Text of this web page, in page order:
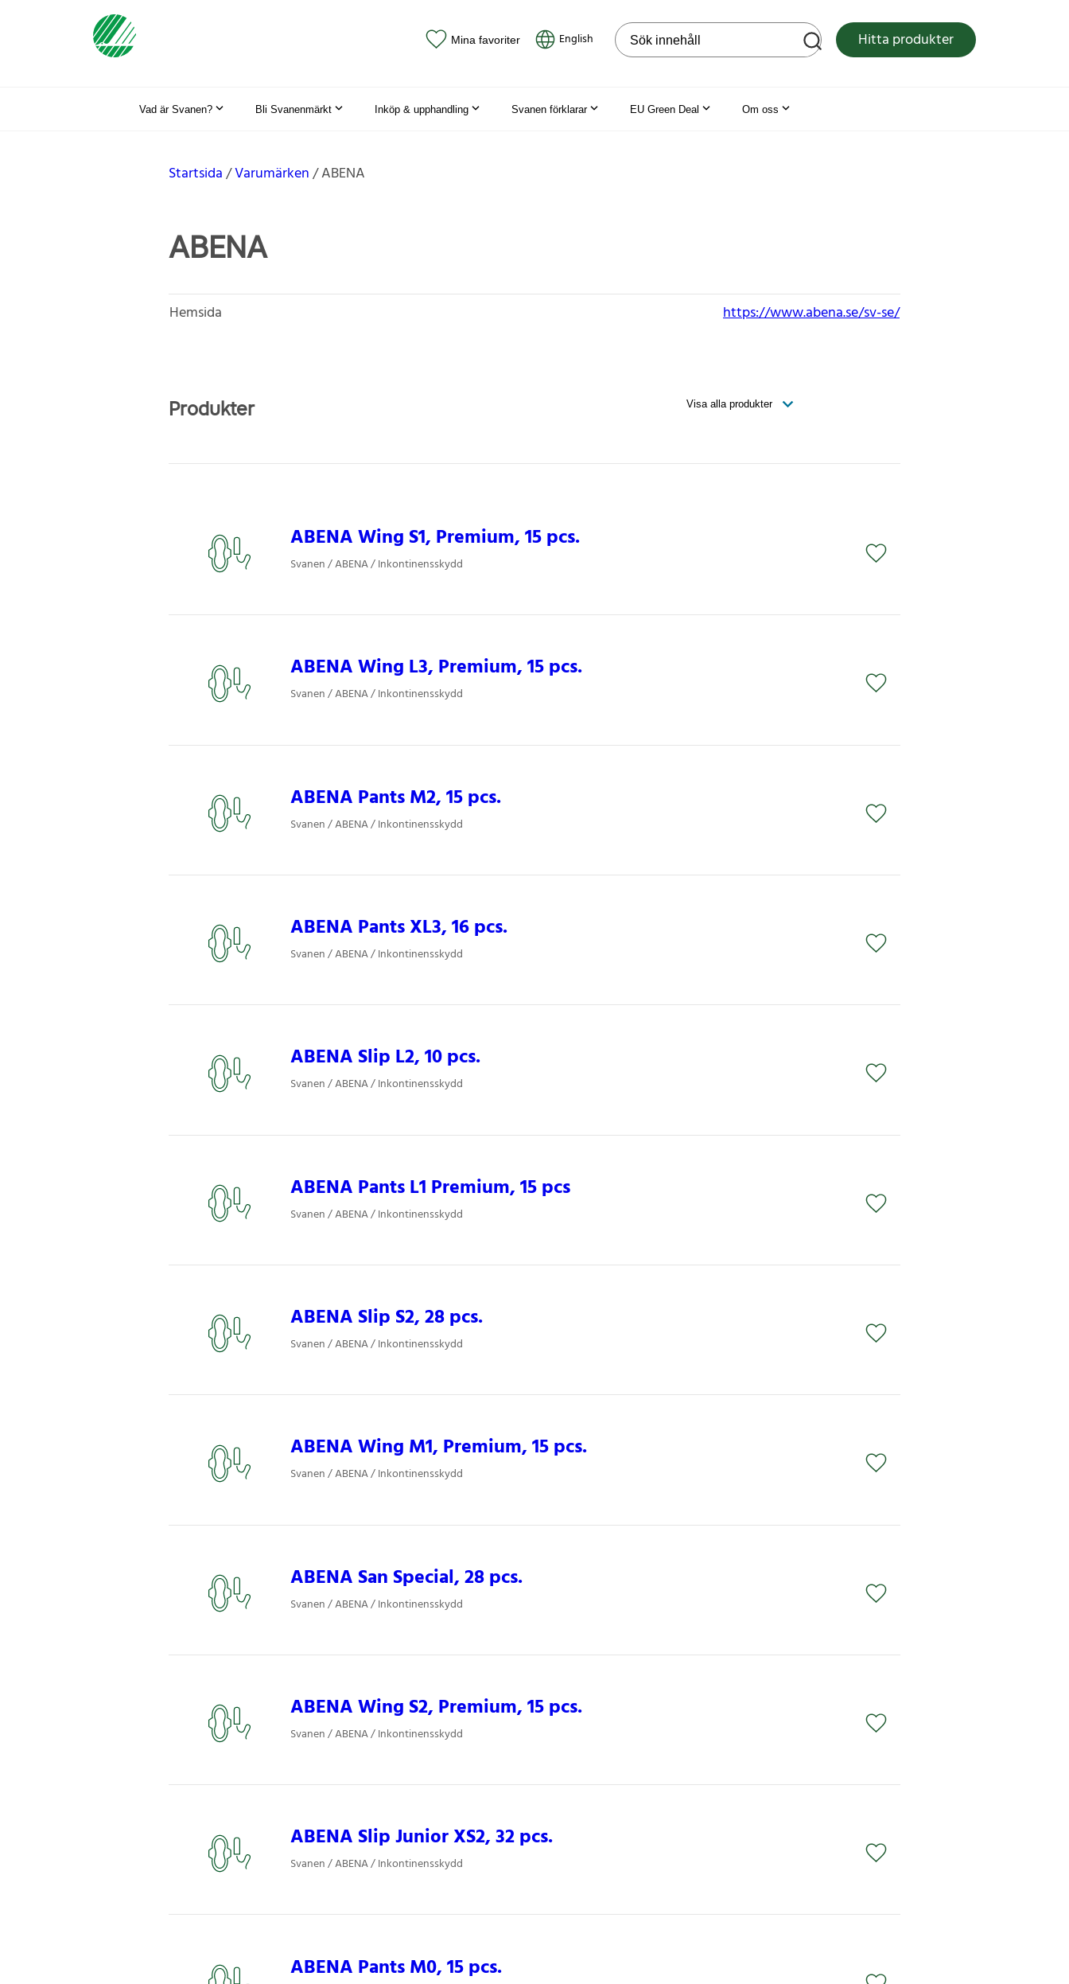
Mina favoriter English Sök på webbplatsen Hitta produkter
Vad är Svanen? Bli Svanenmärkt Inköp & upphandling Svanen förklarar EU Green Deal Om oss
Startsida Varumärken ABENA
ABENA
Hemsida https://www.abena.se/sv-se/
Produkter
ABENA Wing S1, Premium, 15 pcs.
Svanen / ABENA / Inkontinensskydd
ABENA Wing L3, Premium, 15 pcs.
Svanen / ABENA / Inkontinensskydd
ABENA Pants M2, 15 pcs.
Svanen / ABENA / Inkontinensskydd
ABENA Pants XL3, 16 pcs.
Svanen / ABENA / Inkontinensskydd
ABENA Slip L2, 10 pcs.
Svanen / ABENA / Inkontinensskydd
ABENA Pants L1 Premium, 15 pcs
Svanen / ABENA / Inkontinensskydd
ABENA Slip S2, 28 pcs.
Svanen / ABENA / Inkontinensskydd
ABENA Wing M1, Premium, 15 pcs.
Svanen / ABENA / Inkontinensskydd
ABENA San Special, 28 pcs.
Svanen / ABENA / Inkontinensskydd
ABENA Wing S2, Premium, 15 pcs.
Svanen / ABENA / Inkontinensskydd
ABENA Slip Junior XS2, 32 pcs.
Svanen / ABENA / Inkontinensskydd
ABENA Pants M0, 15 pcs.